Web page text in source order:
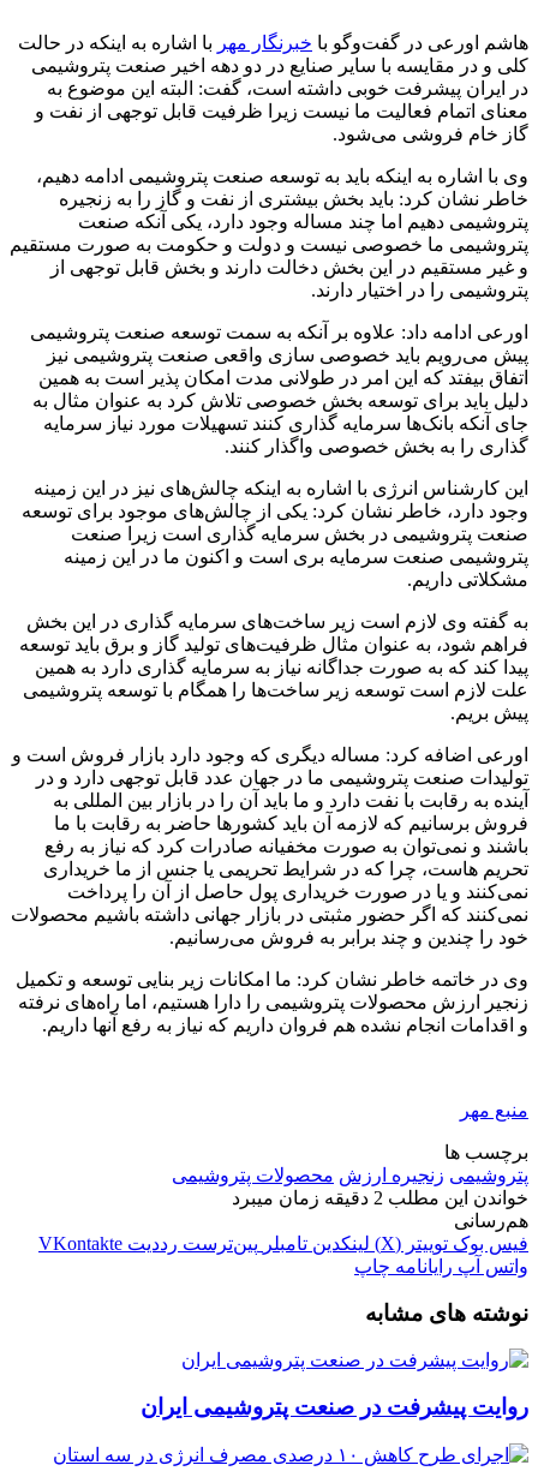
هاشم اورعی در گفت‌وگو با خبرنگار مهر با اشاره به اینکه در حالت
کلی و در مقایسه با سایر صنایع در دو دهه اخیر صنعت پتروشیمی
در ایران پیشرفت خوبی داشته است، گفت: البته این موضوع به
معنای اتمام فعالیت ما نیست زیرا ظرفیت قابل توجهی از نفت و
گاز خام فروشی می‌شود.
وی با اشاره به اینکه باید به توسعه صنعت پتروشیمی ادامه دهیم،
خاطر نشان کرد: باید بخش بیشتری از نفت و گاز را به زنجیره
پتروشیمی دهیم اما چند مساله وجود دارد، یکی آنکه صنعت
پتروشیمی ما خصوصی نیست و دولت و حکومت به صورت مستقیم
و غیر مستقیم در این بخش دخالت دارند و بخش قابل توجهی از
پتروشیمی را در اختیار دارند.
اورعی ادامه داد: علاوه بر آنکه به سمت توسعه صنعت پتروشیمی
پیش می‌رویم باید خصوصی سازی واقعی صنعت پتروشیمی نیز
اتفاق بیفتد که این امر در طولانی مدت امکان پذیر است به همین
دلیل باید برای توسعه بخش خصوصی تلاش کرد به عنوان مثال به
جای آنکه بانک‌ها سرمایه گذاری کنند تسهیلات مورد نیاز سرمایه
گذاری را به بخش خصوصی واگذار کنند.
این کارشناس انرژی با اشاره به اینکه چالش‌های نیز در این زمینه
وجود دارد، خاطر نشان کرد: یکی از چالش‌های موجود برای توسعه
صنعت پتروشیمی در بخش سرمایه گذاری است زیرا صنعت
پتروشیمی صنعت سرمایه بری است و اکنون ما در این زمینه
مشکلاتی داریم.
به گفته وی لازم است زیر ساخت‌های سرمایه گذاری در این بخش
فراهم شود، به عنوان مثال ظرفیت‌های تولید گاز و برق باید توسعه
پیدا کند که به صورت جداگانه نیاز به سرمایه گذاری دارد به همین
علت لازم است توسعه زیر ساخت‌ها را همگام با توسعه پتروشیمی
پیش بریم.
اورعی اضافه کرد: مساله دیگری که وجود دارد بازار فروش است و
تولیدات صنعت پتروشیمی ما در جهان عدد قابل توجهی دارد و در
آینده به رقابت با نفت دارد و ما باید آن را در بازار بین المللی به
فروش برسانیم که لازمه آن باید کشورها حاضر به رقابت با ما
باشند و نمی‌توان به صورت مخفیانه صادرات کرد که نیاز به رفع
تحریم هاست، چرا که در شرایط تحریمی یا جنس از ما خریداری
نمی‌کنند و یا در صورت خریداری پول حاصل از آن را پرداخت
نمی‌کنند که اگر حضور مثبتی در بازار جهانی داشته باشیم محصولات
خود را چندین و چند برابر به فروش می‌رسانیم.
وی در خاتمه خاطر نشان کرد: ما امکانات زیر بنایی توسعه و تکمیل
زنجیر ارزش محصولات پتروشیمی را دارا هستیم، اما راه‌های نرفته
و اقدامات انجام نشده هم فروان داریم که نیاز به رفع آنها داریم.
منبع مهر
برچسب ها
پتروشیمی زنجیره ارزش محصولات پتروشیمی
خواندن این مطلب 2 دقیقه زمان میبرد
هم‌رسانی
فیس بوک توییتر (X) لینکدین ‫تامبلر ‫پین‌ترست ‫رددیت ‫VKontakte
واتس آپ رایانامه چاپ
نوشته های مشابه
روایت پیشرفت در صنعت پتروشیمی ایران